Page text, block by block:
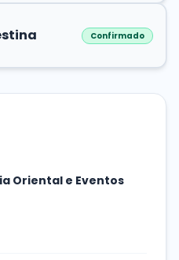
Confirmado
Oriental e Eventos